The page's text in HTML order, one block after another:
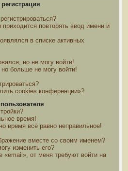
повторять ввод имени и
в списке активных
но не могу войти!
больше не могу войти!
cookies конференции»?
время!
время всё равно неправильное!
вместе со своим именем?
изменить его?
«email», от меня требуют войти на